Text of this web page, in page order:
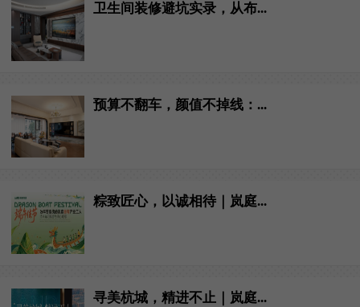
卫生间装修避坑实录，从布...
预算不翻车，颜值不掉线：...
粽致匠心，以诚相待｜岚庭...
寻美杭城，精进不止｜岚庭...